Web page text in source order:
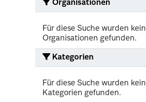
Organisationen
Für diese Suche wurden
Organisationen gefunden.
Kategorien
Für diese Suche wurden
Kategorien gefunden.